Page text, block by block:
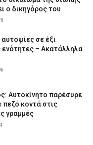
ο δικηγόρος του
σε έξι
ενότητες – Ακατάλληλα
Αυτοκίνητο παρέσυρε
πεζό κοντά στις
γραμμές